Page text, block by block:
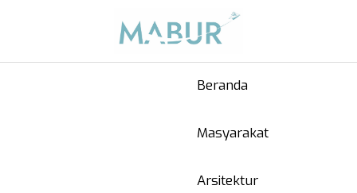
Beranda
Masyarakat
Arsitektur